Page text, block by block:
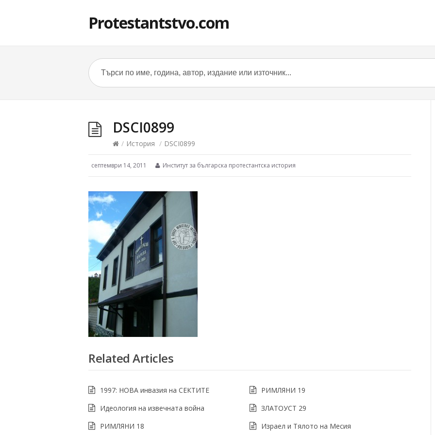
Protestantstvo.com
DSCI0899
/ История / DSCI0899
септември 14, 2011 Институт за българска протестантска история
Related Articles
1997: НОВА инвазия на СЕКТИТЕ
РИМЛЯНИ 19
Идеология на извечната война
ЗЛАТОУСТ 29
РИМЛЯНИ 18
Израел и Тялото на Месия